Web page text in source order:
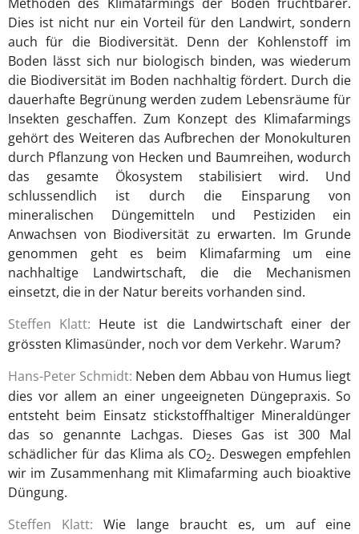
Dies ist nicht nur ein Vorteil für den Landwirt, sondern
auch für die Biodiversität. Denn der Kohlenstoff im
Boden lässt sich nur biologisch binden, was wiederum
die Biodiversität im Boden nachhaltig fördert. Durch die
dauerhafte Begrünung werden zudem Lebensräume für
Insekten geschaffen. Zum Konzept des Klimafarmings
gehört des Weiteren das Aufbrechen der Monokulturen
durch Pflanzung von Hecken und Baumreihen, wodurch
das gesamte Ökosystem stabilisiert wird. Und
schlussendlich ist durch die Einsparung von
mineralischen Düngemitteln und Pestiziden ein
Anwachsen von Biodiversität zu erwarten. Im Grunde
genommen geht es beim Klimafarming um eine
nachhaltige Landwirtschaft, die die Mechanismen
einsetzt, die in der Natur bereits vorhanden sind.
Steffen Klatt: Heute ist die Landwirtschaft einer der
grössten Klimasünder, noch vor dem Verkehr. Warum?
Hans-Peter Schmidt: Neben dem Abbau von Humus liegt
dies vor allem an einer ungeeigneten Düngepraxis. So
entsteht beim Einsatz stickstoffhaltiger Mineraldünger
das so genannte Lachgas. Dieses Gas ist 300 Mal
schädlicher für das Klima als CO2. Deswegen empfehlen
wir im Zusammenhang mit Klimafarming auch bioaktive
Düngung.
Steffen Klatt: Wie lange braucht es, um auf eine